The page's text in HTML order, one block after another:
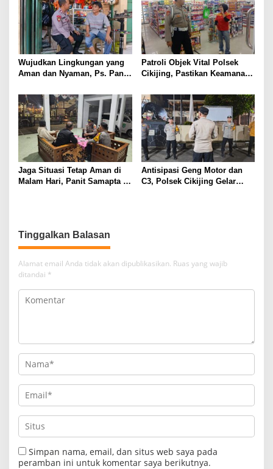
Wujudkan Lingkungan yang
Aman dan Nyaman, Ps. Panit
Sambangi Warga Desa
Cikijing
Patroli Objek Vital Polsek
Cikijing, Pastikan Keamanan
Aman Kepada Masyarakat
Jaga Situasi Tetap Aman di
Malam Hari, Panit Samapta II
Antisipasi Geng Motor dan
C3, Polsek Cikijing Gelar
Tinggalkan Balasan
Alamat email Anda tidak akan dipublikasikan. Ruas yang wajib
ditandai *
Simpan nama, email, dan situs web saya pada
peramban ini untuk komentar saya berikutnya.